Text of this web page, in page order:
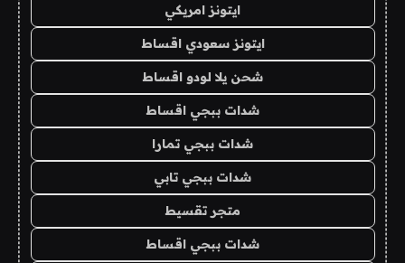
ايتونز امريكي
ايتونز سعودي اقساط
شحن يلا لودو اقساط
شدات ببجي اقساط
شدات ببجي تمارا
شدات ببجي تابي
متجر تقسيط
شدات ببجي اقساط